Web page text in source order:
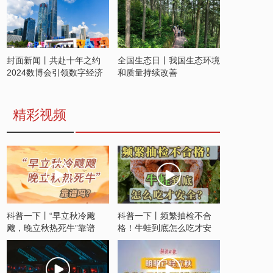
封面新闻丨共赴十年之约
2024数博会引领数字经济
全国生态日丨我国生态环境
和质量持续改善
精彩视频
科普一下丨“早立秋冷飕
飕，晚立秋热死牛”靠谱
吗？
科普一下丨频繁抽检不合
格！牛蛙到底怎么吃才安
全？